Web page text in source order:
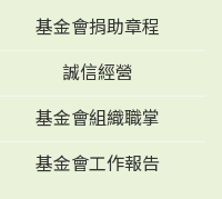
基金會捐助章程
誠信經營
基金會組織職掌
基金會工作報告